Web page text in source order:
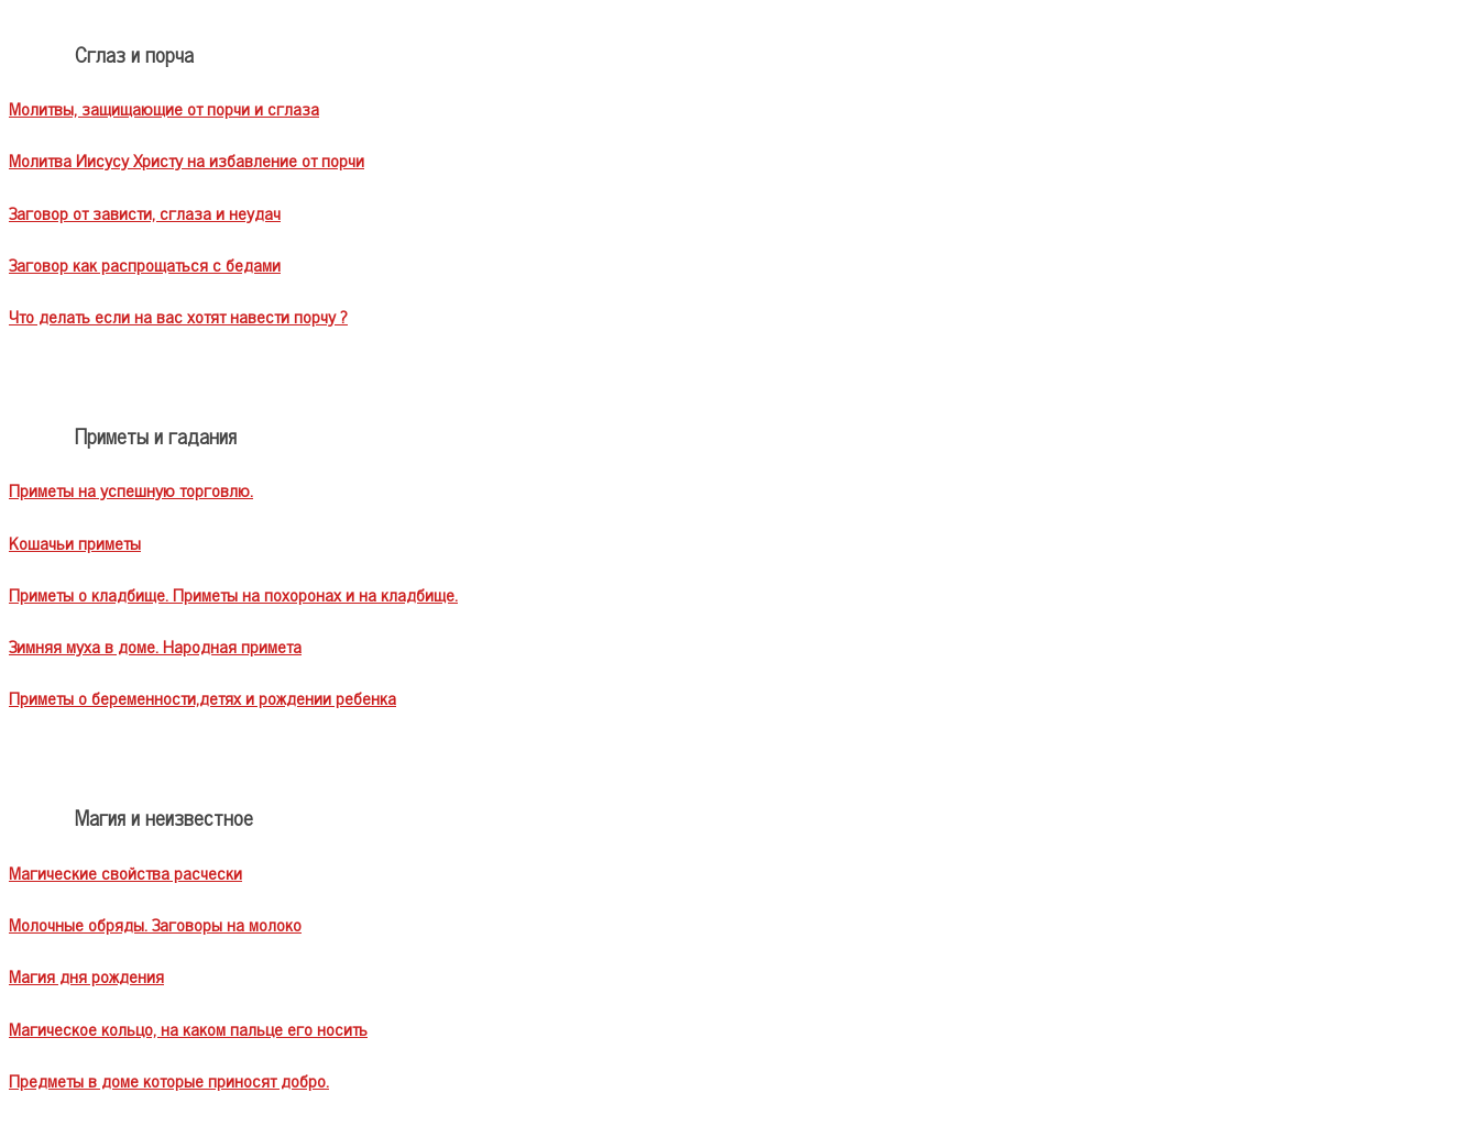
Сглаз и порча
Молитвы, защищающие от порчи и сглаза
Молитва Иисусу Христу на избавление от порчи
Заговор от зависти, сглаза и неудач
Заговор как распрощаться с бедами
Что делать если на вас хотят навести порчу ?
Приметы и гадания
Приметы на успешную торговлю.
Кошачьи приметы
Приметы о кладбище. Приметы на похоронах и на кладбище.
Зимняя муха в доме. Народная примета
Приметы о беременности,детях и рождении ребенка
Магия и неизвестное
Магические свойства расчески
Молочные обряды. Заговоры на молоко
Магия дня рождения
Магическое кольцо, на каком пальце его носить
Предметы в доме которые приносят добро.